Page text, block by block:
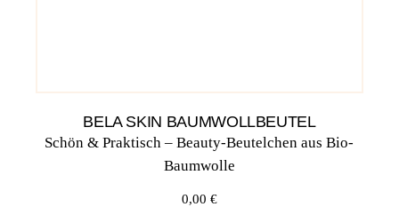
BELA SKIN BAUMWOLLBEUTEL
Schön & Praktisch – Beauty-Beutelchen aus Bio-
Baumwolle
0,00 €